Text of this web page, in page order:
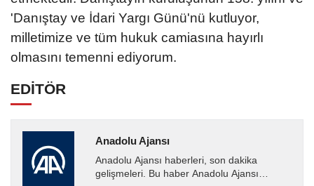
'Danıştay ve İdari Yargı Günü'nü kutluyor,
milletimize ve tüm hukuk camiasına hayırlı
olmasını temenni ediyorum.
EDİTÖR
Anadolu Ajansı
Anadolu Ajansı haberleri, son dakika
gelişmeleri. Bu haber Anadolu Ajansı